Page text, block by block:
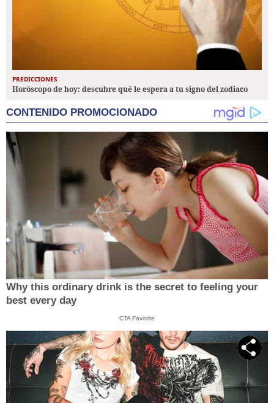
PREDICCIONES
Horóscopo de hoy: descubre qué le espera a tu signo del zodiaco
CONTENIDO PROMOCIONADO
Why this ordinary drink is the secret to feeling your
best every day
CTA Favorite